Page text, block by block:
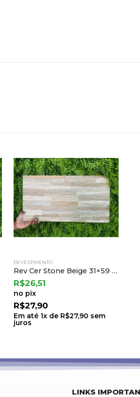
REVESTIMENTO
Rev Cer Stone Beige 31×59 a Cejatel (2,19) Ton.23 B.6 Lt.23
R$26,51
no pix
R$27,90
Em até 1x de R$27,90 sem
juros
LINKS